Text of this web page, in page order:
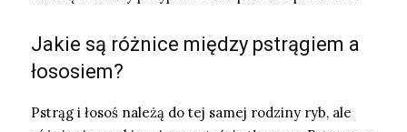
Jakie są różnice między pstrągiem a
łososiem?
Pstrąg i łosoś należą do tej samej rodziny ryb, ale